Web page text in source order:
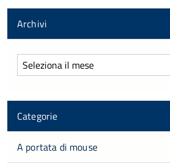
Archivi
Archivi
Categorie
A portata di mouse